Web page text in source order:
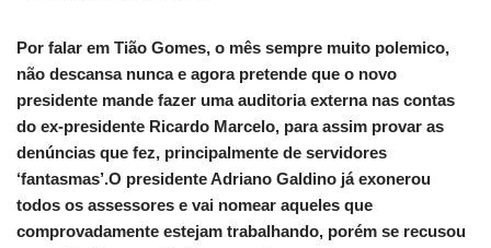
Por falar em Tião Gomes, o mês sempre muito polemico,
não descansa nunca e agora pretende que o novo
presidente mande fazer uma auditoria externa nas contas
do ex-presidente Ricardo Marcelo, para assim provar as
denúncias que fez, principalmente de servidores
‘fantasmas’.O presidente Adriano Galdino já exonerou
todos os assessores e vai nomear aqueles que
comprovadamente estejam trabalhando, porém se recusou